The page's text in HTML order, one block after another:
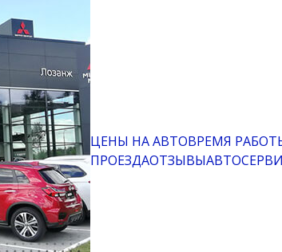
ЦЕНЫ НА АВТОВРЕМЯ
ПРОЕЗДАОТЗЫВЫ